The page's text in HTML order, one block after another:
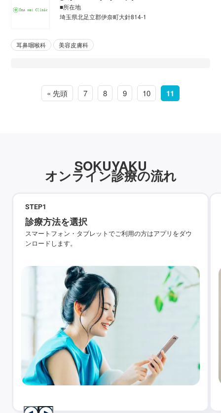
■所在地
埼玉県北足立郡伊奈町大針814-1
耳鼻咽喉科 美容皮膚科
« 先頭 7 8 9 10 11
SOKUYAKU
オンライン診療の流れ
STEP1
診療方法を選択
スマートフォン・タブレットでご利用の方はアプリをダウ
ンロードします。